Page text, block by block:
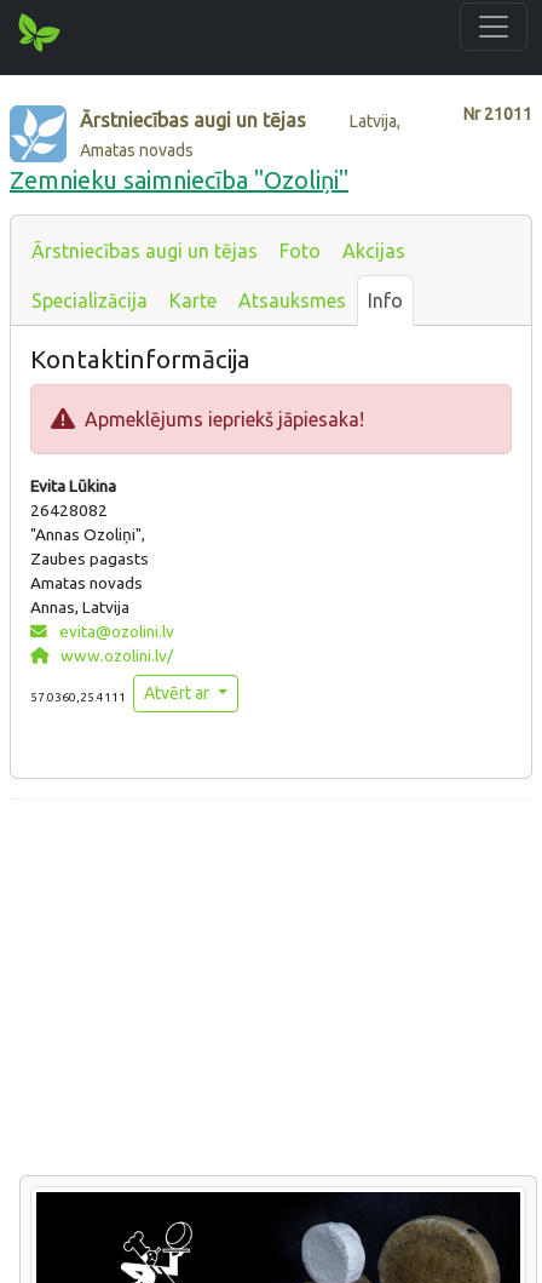
Nr21011
Ārstniecības augi un tējas
Latvija,
Amatas novads
Zemnieku saimniecība "Ozoliņi"
Ārstniecības augi un tējas Foto Akcijas
Specializācija Karte Atsauksmes Info
Kontaktinformācija
Apmeklējums iepriekš jāpiesaka!
Evita Lūkina
26428082
"Annas Ozoliņi",
Zaubes pagasts
Amatas novads
Annas, Latvija
evita@ozolini.lv
www.ozolini.lv/
57.0360,25.4111 Atvērt ar